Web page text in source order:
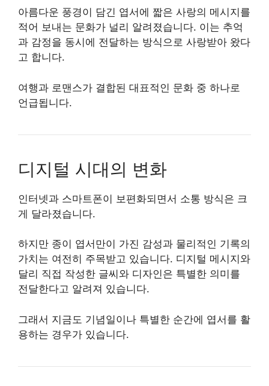
아름다운 풍경이 담긴 엽서에 짧은 사랑의 메시지를
적어 보내는 문화가 널리 알려졌습니다. 이는 추억
과 감정을 동시에 전달하는 방식으로 사랑받아 왔다
고 합니다.
여행과 로맨스가 결합된 대표적인 문화 중 하나로
언급됩니다.
디지털 시대의 변화
인터넷과 스마트폰이 보편화되면서 소통 방식은 크
게 달라졌습니다.
하지만 종이 엽서만이 가진 감성과 물리적인 기록의
가치는 여전히 주목받고 있습니다. 디지털 메시지와
달리 직접 작성한 글씨와 디자인은 특별한 의미를
전달한다고 알려져 있습니다.
그래서 지금도 기념일이나 특별한 순간에 엽서를 활
용하는 경우가 있습니다.